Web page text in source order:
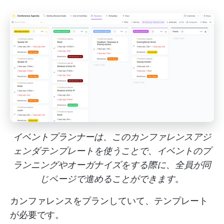
イベントプランナーは、このカンファレンスアジ
ェンダテンプレートを使うことで、イベントのプ
ランニングやオーガナイズをする際に、全員が同
じページで進めることができます。
カンファレンスをプランしていて、テンプレート
が必要です。